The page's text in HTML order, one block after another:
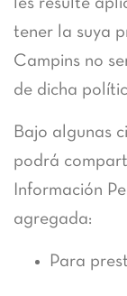
les resulte
tener la suya
Campins no
de dicha
Bajo algunas
podrá
Información
agregada:
Para